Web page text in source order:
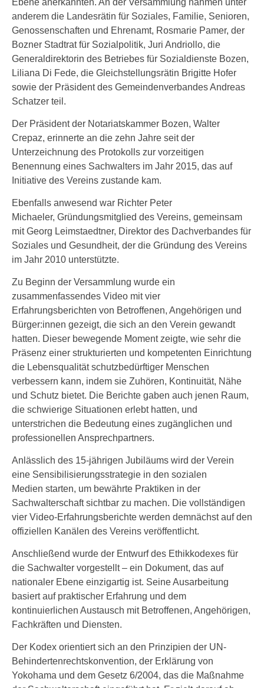
Ebene anerkannten. An der Versammlung nahmen unter
anderem die Landesrätin für Soziales, Familie, Senioren,
Genossenschaften und Ehrenamt, Rosmarie Pamer, der
Bozner Stadtrat für Sozialpolitik, Juri Andriollo, die
Generaldirektorin des Betriebes für Sozialdienste Bozen,
Liliana Di Fede, die Gleichstellungsrätin Brigitte Hofer
sowie der Präsident des Gemeindenverbandes Andreas
Schatzer teil.
Der Präsident der Notariatskammer Bozen, Walter
Crepaz, erinnerte an die zehn Jahre seit der
Unterzeichnung des Protokolls zur vorzeitigen
Benennung eines Sachwalters im Jahr 2015, das auf
Initiative des Vereins zustande kam.
Ebenfalls anwesend war Richter Peter
Michaeler, Gründungsmitglied des Vereins, gemeinsam
mit Georg Leimstaedtner, Direktor des Dachverbandes für
Soziales und Gesundheit, der die Gründung des Vereins
im Jahr 2010 unterstützte.
Zu Beginn der Versammlung wurde ein
zusammenfassendes Video mit vier
Erfahrungsberichten von Betroffenen, Angehörigen und
Bürger:innen gezeigt, die sich an den Verein gewandt
hatten. Dieser bewegende Moment zeigte, wie sehr die
Präsenz einer strukturierten und kompetenten Einrichtung
die Lebensqualität schutzbedürftiger Menschen
verbessern kann, indem sie Zuhören, Kontinuität, Nähe
und Schutz bietet. Die Berichte gaben auch jenen Raum,
die schwierige Situationen erlebt hatten, und
unterstrichen die Bedeutung eines zugänglichen und
professionellen Ansprechpartners.
Anlässlich des 15-jährigen Jubiläums wird der Verein
eine Sensibilisierungsstrategie in den sozialen
Medien starten, um bewährte Praktiken in der
Sachwalterschaft sichtbar zu machen. Die vollständigen
vier Video-Erfahrungsberichte werden demnächst auf den
offiziellen Kanälen des Vereins veröffentlicht.
Anschließend wurde der Entwurf des Ethikkodexes für
die Sachwalter vorgestellt – ein Dokument, das auf
nationaler Ebene einzigartig ist. Seine Ausarbeitung
basiert auf praktischer Erfahrung und dem
kontinuierlichen Austausch mit Betroffenen, Angehörigen,
Fachkräften und Diensten.
Der Kodex orientiert sich an den Prinzipien der UN-
Behindertenrechtskonvention, der Erklärung von
Yokohama und dem Gesetz 6/2004, das die Maßnahme